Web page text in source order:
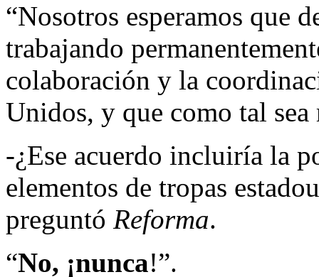
“Nosotros esperamos que
trabajando
colaboración y la
Unidos, y que como tal
-¿Ese acuerdo incluiría la
elementos de tropas
preguntó Reforma.
“No, ¡nunca!”.